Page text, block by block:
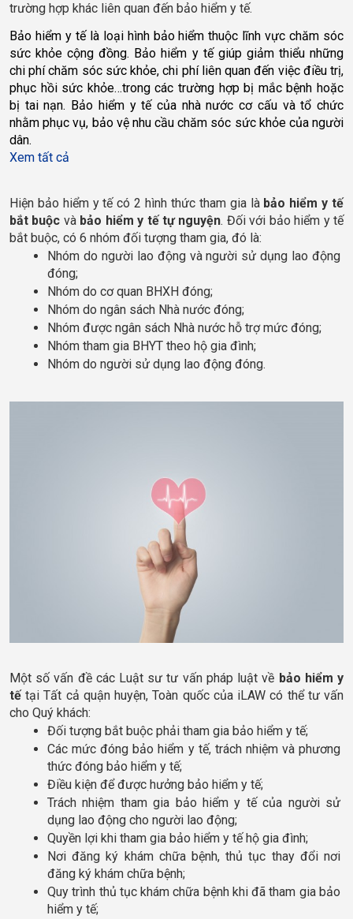
trường hợp khác liên quan đến bảo hiểm y tế.
Bảo hiểm y tế là loại hình bảo hiểm thuộc lĩnh vực chăm sóc
sức khỏe cộng đồng. Bảo hiểm y tế giúp giảm thiểu những
chi phí chăm sóc sức khỏe, chi phí liên quan đến việc điều trị
phục hồi sức khỏe…trong các trường hợp bị mắc bệnh hoặc
bị tai nạn. Bảo hiểm y tế của nhà nước cơ cấu và tổ chức
nhằm phục vụ, bảo vệ nhu cầu chăm sóc sức khỏe của người
dân.
Xem tất cả
Hiện bảo hiểm y tế có 2 hình thức tham gia là bảo hiểm y tế
bắt buộc và bảo hiểm y tế tự nguyện. Đối với bảo hiểm y tế
bắt buộc, có 6 nhóm đối tượng tham gia, đó là:
Nhóm do người lao động và người sử dụng lao động
đóng;
Nhóm do cơ quan BHXH đóng;
Nhóm do ngân sách Nhà nước đóng;
Nhóm được ngân sách Nhà nước hỗ trợ mức đóng;
Nhóm tham gia BHYT theo hộ gia đình;
Nhóm do người sử dụng lao động đóng.
Một số vấn đề các Luật sư tư vấn pháp luật về bảo hiểm y
tế tại Tất cả quận huyện, Toàn quốc của iLAW có thể tư vấn
cho Quý khách:
Đối tượng bắt buộc phải tham gia bảo hiểm y tế;
Các mức đóng bảo hiểm y tế, trách nhiệm và phương
thức đóng bảo hiểm y tế;
Điều kiện để được hưởng bảo hiểm y tế;
Trách nhiệm tham gia bảo hiểm y tế của người sử
dụng lao động cho người lao động;
Quyền lợi khi tham gia bảo hiểm y tế hộ gia đình;
Nơi đăng ký khám chữa bệnh, thủ tục thay đổi nơi
đăng ký khám chữa bệnh;
Quy trình thủ tục khám chữa bệnh khi đã tham gia bảo
hiểm y tế;